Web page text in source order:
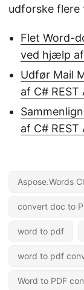
udforske flere
Flet Word-
ved hjælp
Udfør Mail
af C# REST
af C# REST
Aspose.Words
convert doc to
word to pdf
word to pdf
Word to PDF